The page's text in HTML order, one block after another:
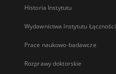
Historia Instytutu
Wydawnictwa Instytutu Łączności
Prace naukowo-badawcze
Rozprawy doktorskie